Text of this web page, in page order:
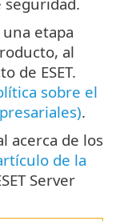
una etapa
al
de ESET.
sobre el
.
acerca de los
de la
Server